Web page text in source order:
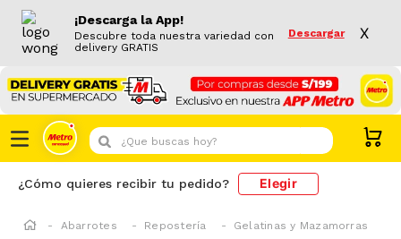
¡Descarga la App!
Descubre toda nuestra variedad con
delivery GRATIS
Descargar X
¿Que buscas hoy?
¿Cómo quieres recibir tu pedido? Elegir
Abarrotes Repostería
Gelatinas y Mazamorras